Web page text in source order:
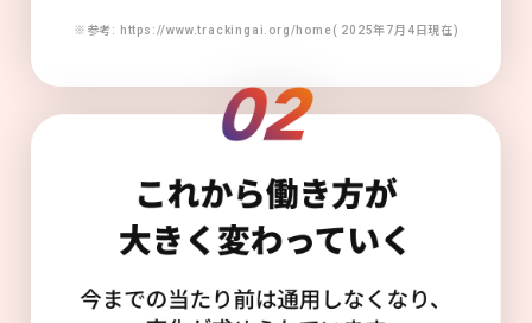
※参考: https://www.trackingai.org/home( 2025年7月4日現在)